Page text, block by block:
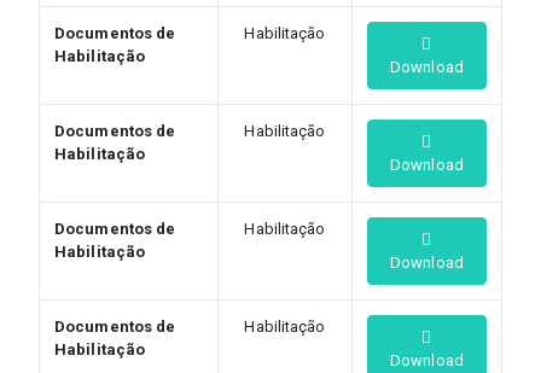
Documentos de
Habilitação
Habilitação
Download
Documentos de
Habilitação
Habilitação
Download
Documentos de
Habilitação
Habilitação
Download
Documentos de
Habilitação
Habilitação
Download